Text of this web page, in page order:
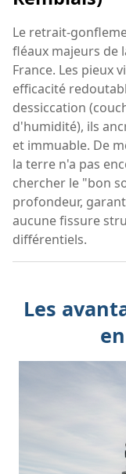
Le retrait-
fléaux majeurs de
France. Les pieux
efficacité
dessiccation
d'humidité), ils
et immuable. De
la terre n'a pas
chercher le "bon
profondeur,
aucune fissure
différentiels.
Les